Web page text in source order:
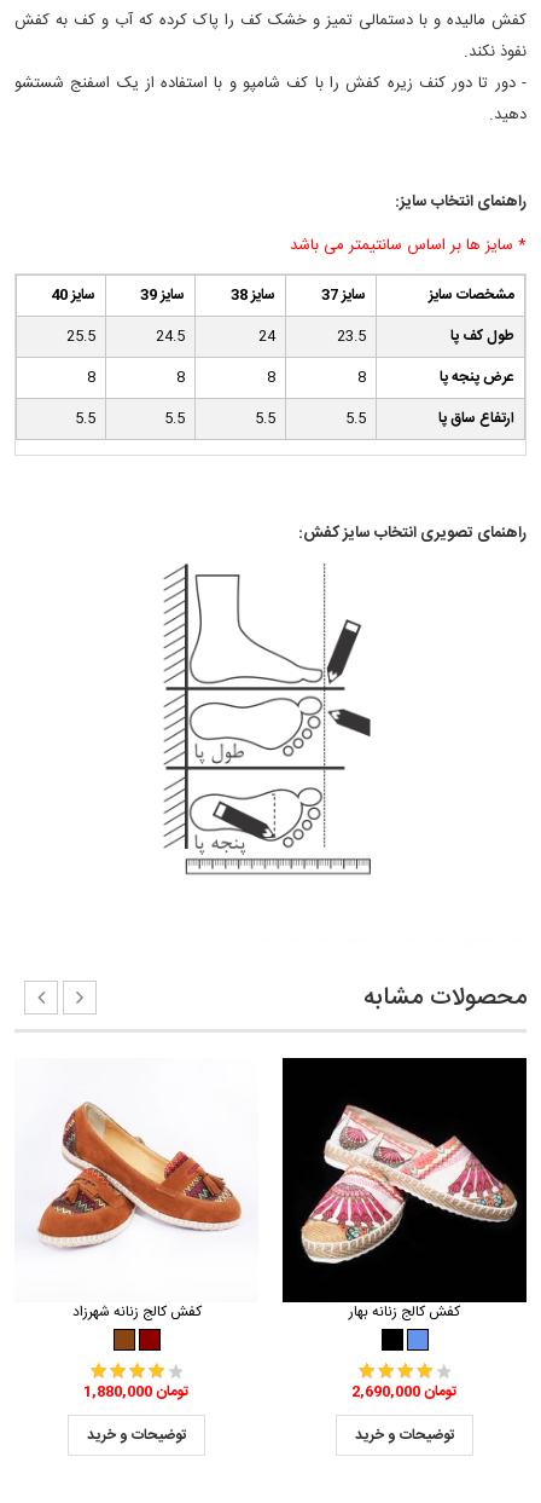
کفش مالیده و با دستمالی تمیز و خشک کف را پاک کرده که آب و کف به کفش
نفوذ نکند.
- دور تا دور کنف زیره کفش را با کف شامپو و با استفاده از یک اسفنج شستشو
دهید.
راهنمای انتخاب سایز:
* سایز ها بر اساس سانتیمتر می باشد
سایز 40 سایز 39 سایز 38 سایز 37
مشخصات سایز
25.5
24.5 24 23.5
طول کف پا
8
8 8 8
عرض پنجه پا
5.5
5.5 5.5 5.5 ارتفاع ساق پا
راهنمای تصویری انتخاب سایز کفش:
محصولات مشابه
کفش کالج زنانه شهرزاد
1,880,000 تومان
توضیحات و خرید
کفش کالج زنانه بهار
2,690,000 تومان
توضیحات و خرید